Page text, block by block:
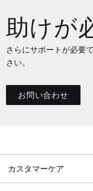
助けが
さらにサポートが必要
さい。
お問い合わせ
カスタマーケア